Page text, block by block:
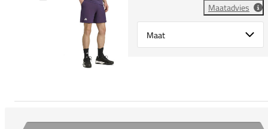
Maatadvies
Select {option} for {name}